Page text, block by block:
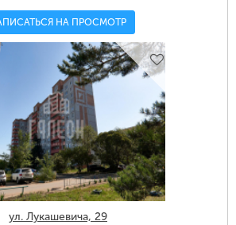
НА ПРОСМОТР
ул. Лукашевича, 29